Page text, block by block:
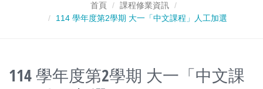
首頁
課程修業資訊
114 學年度第2學期 大一「中文課程」人工加選
114 學年度第2學期 大一「中文課